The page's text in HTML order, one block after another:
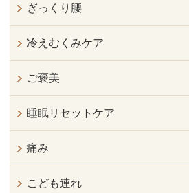
ぎっくり腰
冷えむくみケア
ご褒美
睡眠リセットケア
痛み
こども連れ